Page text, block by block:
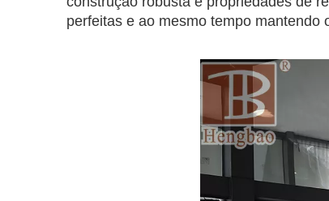
perfeitas e ao mesmo tempo mantendo